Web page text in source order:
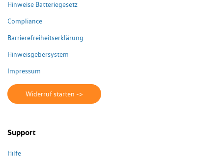
Hinweise Batteriegesetz
Compliance
Barrierefreiheitserklärung
Hinweisgebersystem
Impressum
Widerruf starten ->
Support
Hilfe